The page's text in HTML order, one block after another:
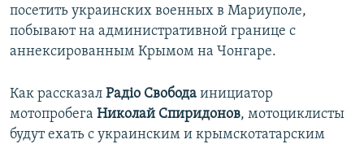
посетить украинских военных в Мариуполе,
побывают на административной границе с
аннексированным Крымом на Чонгаре.
Как рассказал Радiо Свобода инициатор
мотопробега Николай Спиридонов, мотоциклисты
будут ехать с украинским и крымскотатарским